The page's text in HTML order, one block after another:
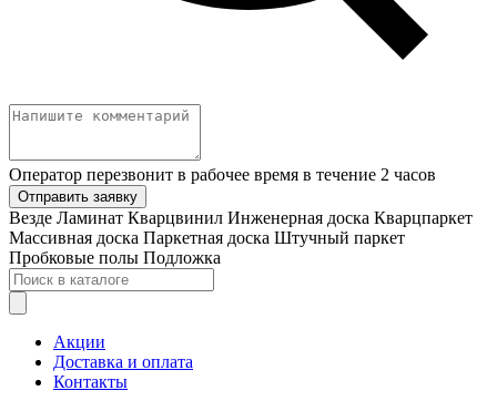
Оператор перезвонит в рабочее время в течение 2 часов
Отправить заявку
Везде Ламинат Кварцвинил Инженерная доска Кварцпаркет
Массивная доска Паркетная доска Штучный паркет
Пробковые полы Подложка
Акции
Доставка и оплата
Контакты